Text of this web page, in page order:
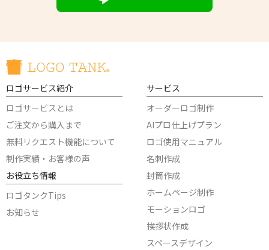
ロゴサービス紹介
ロゴサービスとは
ご注文から購入まで
無料リクエスト機能について
制作実績・お客様の声
お役立ち情報
ロゴタンクTips
お知らせ
サービス
オーダーロゴ制作
AIプロ仕上げプラン
ロゴ使用マニュアル
名刺作成
封筒作成
ホームページ制作
モーションロゴ
挨拶状作成
スペースデザイン